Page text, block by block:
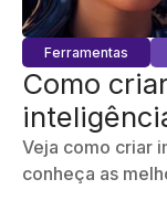
Ferramentas
Como
Veja como criar
conheça as